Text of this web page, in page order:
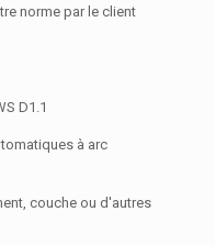
norme par le client
D1.1
à arc
couche ou d'autres